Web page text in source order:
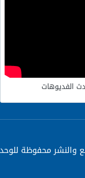
الفديوهات
والنشر محفوظة